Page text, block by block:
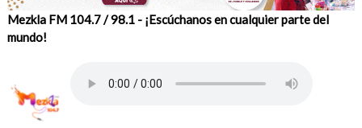
Mezkla FM 104.7 / 98.1 - ¡Escúchanos en cualquier parte del
mundo!